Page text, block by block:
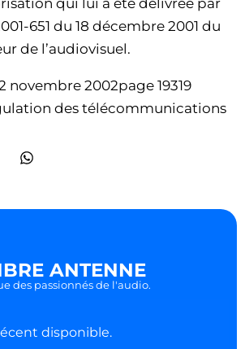
qui lui a été délivrée par
651 du 18 décembre 2001 du
de l’audiovisuel.
novembre 2002page 19319
des télécommunications
ANTENNE
des passionnés de l'audio.
disponible.